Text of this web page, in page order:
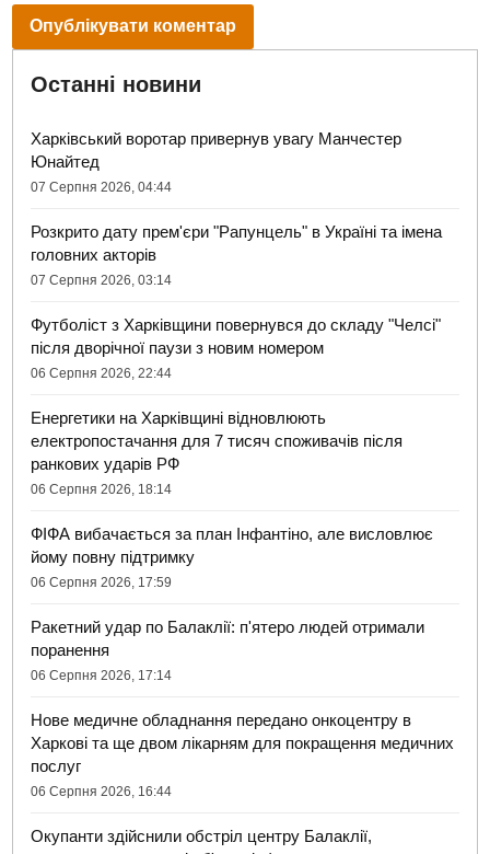
Останні новини
Харківський воротар привернув увагу Манчестер
Юнайтед
07 Серпня 2026, 04:44
Розкрито дату прем'єри "Рапунцель" в Україні та імена
головних акторів
07 Серпня 2026, 03:14
Футболіст з Харківщини повернувся до складу "Челсі"
після дворічної паузи з новим номером
06 Серпня 2026, 22:44
Енергетики на Харківщині відновлюють
електропостачання для 7 тисяч споживачів після
ранкових ударів РФ
06 Серпня 2026, 18:14
ФІФА вибачається за план Інфантіно, але висловлює
йому повну підтримку
06 Серпня 2026, 17:59
Ракетний удар по Балаклії: п'ятеро людей отримали
поранення
06 Серпня 2026, 17:14
Нове медичне обладнання передано онкоцентру в
Харкові та ще двом лікарням для покращення медичних
послуг
06 Серпня 2026, 16:44
Окупанти здійснили обстріл центру Балаклії,